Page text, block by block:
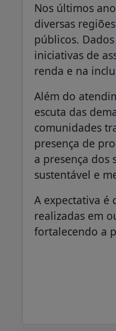
Nos últimos
diversas
públicos.
iniciativas de
renda e na
Além do
escuta das
comunidades
presença de
a presença dos
sustentável e
A expectativa é
realizadas em
fortalecendo a